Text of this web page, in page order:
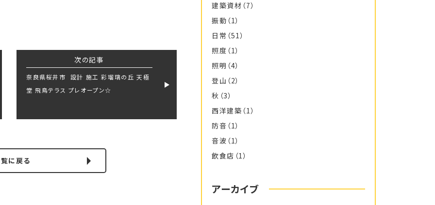
次の記事
奈良県桜井市 設計 施工 彩瑠璃の丘 天極
堂 飛鳥テラス プレオープン☆
に戻る
建築資材 （7）
振動 （1）
日常 （51）
照度 （1）
照明 （4）
登山 （2）
秋 （3）
西洋建築 （1）
防音 （1）
音波 （1）
飲食店 （1）
アーカイブ